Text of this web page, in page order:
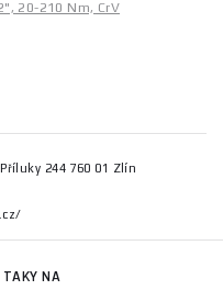
20-210 Nm, CrV
244 760 01 Zlín
TAKY NA